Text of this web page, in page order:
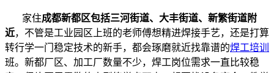
家住成都新都区包括三河街道、大丰街道、新繁街道附
近，不管是工业园区上班的老师傅想精进焊接手艺，还是打算
转行学一门稳定技术的新手，都会琢磨就近找靠谱的焊工培训
班。新都厂区、加工厂数量不少，焊工岗位需求一直比较稳